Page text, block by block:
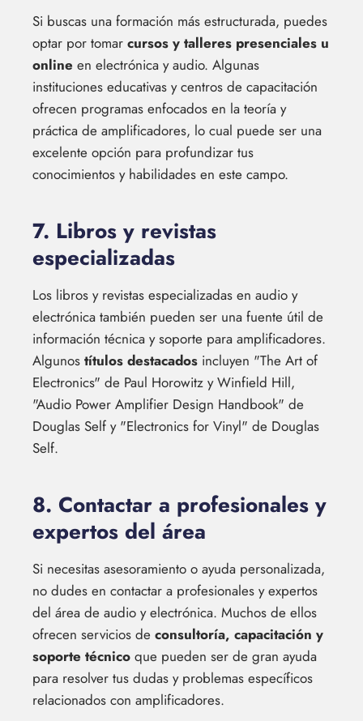
Si buscas una formación más estructurada, puedes
optar por tomar cursos y talleres presenciales u
online en electrónica y audio. Algunas
instituciones educativas y centros de capacitación
ofrecen programas enfocados en la teoría y
práctica de amplificadores, lo cual puede ser una
excelente opción para profundizar tus
conocimientos y habilidades en este campo.
7. Libros y revistas
especializadas
Los libros y revistas especializadas en audio y
electrónica también pueden ser una fuente útil de
información técnica y soporte para amplificadores.
Algunos títulos destacados incluyen "The Art of
Electronics" de Paul Horowitz y Winfield Hill,
"Audio Power Amplifier Design Handbook" de
Douglas Self y "Electronics for Vinyl" de Douglas
Self.
8. Contactar a profesionales y
expertos del área
Si necesitas asesoramiento o ayuda personalizada,
no dudes en contactar a profesionales y expertos
del área de audio y electrónica. Muchos de ellos
ofrecen servicios de consultoría, capacitación y
soporte técnico que pueden ser de gran ayuda
para resolver tus dudas y problemas específicos
relacionados con amplificadores.